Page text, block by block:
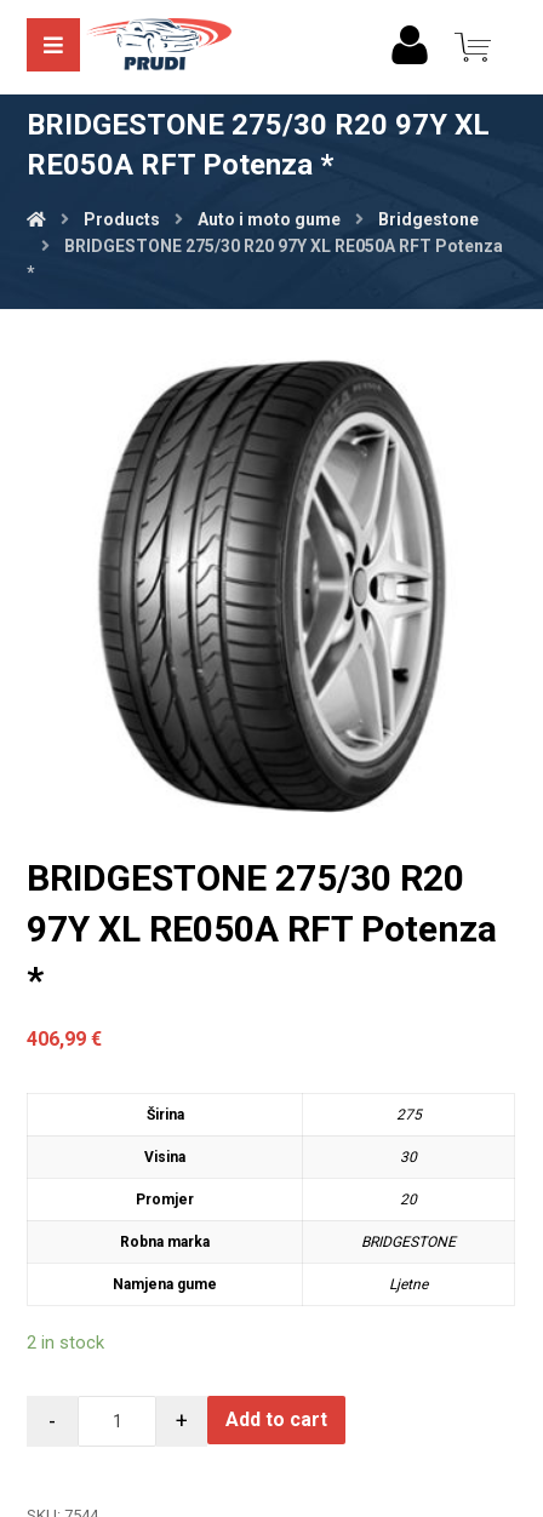
BRIDGESTONE 275/30 R20 97Y XL
RE050A RFT Potenza *
Products Auto i moto gume
Bridgestone
BRIDGESTONE 275/30 R20 97Y XL RE050A RFT Potenza
*
BRIDGESTONE 275/30 R20
97Y XL RE050A RFT Potenza
*
406,99€
Širina 275
Visina 30
Promjer 20
Robna marka BRIDGESTONE
Namjena gume Ljetne
2 in stock
- + Add to cart